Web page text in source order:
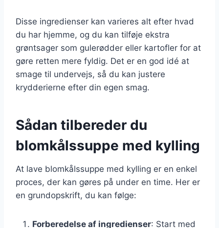
Disse ingredienser kan varieres alt efter hvad
du har hjemme, og du kan tilføje ekstra
grøntsager som gulerødder eller kartofler for at
gøre retten mere fyldig. Det er en god idé at
smage til undervejs, så du kan justere
krydderierne efter din egen smag.
Sådan tilbereder du
blomkålssuppe med kylling
At lave blomkålssuppe med kylling er en enkel
proces, der kan gøres på under en time. Her er
en grundopskrift, du kan følge:
Forberedelse af ingredienser: Start med